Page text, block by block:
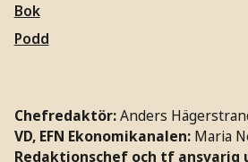
Bok
Podd
Chefredaktör:Anders
VD, EFN Ekonomikanalen: Maria
Redaktionschef och tf ansvarig